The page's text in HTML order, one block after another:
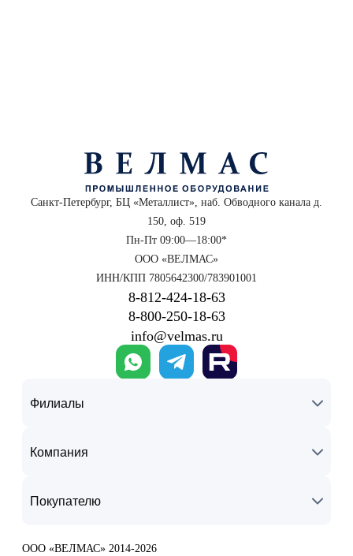
Санкт-Петербург, БЦ «Металлист», наб. Обводного канала д.
150, оф. 519
Пн-Пт 09:00—18:00*
ООО «ВЕЛМАС»
ИНН/КПП 7805642300/783901001
8‑812‑424‑18‑63
8‑800‑250‑18‑63
info@velmas.ru
Филиалы
Компания
Покупателю
ООО «ВЕЛМАС» 2014-2026